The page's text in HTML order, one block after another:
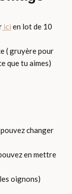
ici en lot de 10
( gruyère pour
que tu aimes)
changer
en mettre
oignons)